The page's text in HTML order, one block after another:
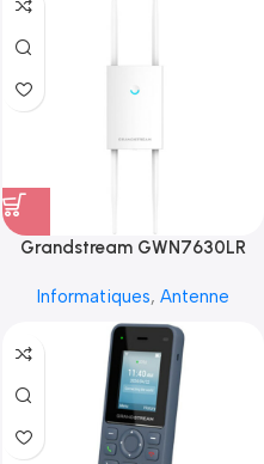
Grandstream GWN7630LR
Informatiques, Antenne